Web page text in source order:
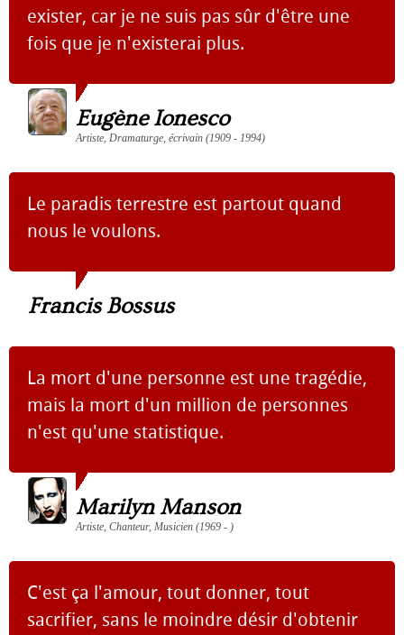
exister, car je ne suis pas sûr d'être une
fois que je n'existerai plus.
Eugène Ionesco
Artiste, Dramaturge, écrivain (1909 - 1994)
Le paradis terrestre est partout quand
nous le voulons.
Francis Bossus
La mort d'une personne est une tragédie,
mais la mort d'un million de personnes
n'est qu'une statistique.
Marilyn Manson
Artiste, Chanteur, Musicien (1969 - )
C'est ça l'amour, tout donner, tout
sacrifier, sans le moindre désir d'obtenir